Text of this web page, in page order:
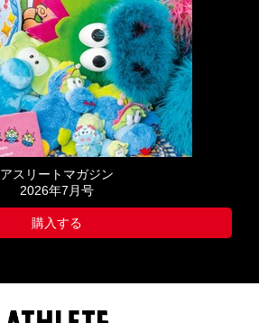
アスリートマガジン
2026年7月号
購入する